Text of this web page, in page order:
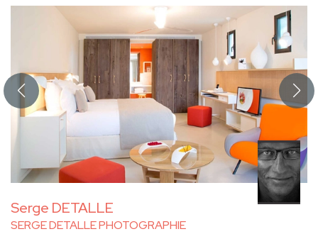
Serge DETALLE
SERGE DETALLE PHOTOGRAPHIE